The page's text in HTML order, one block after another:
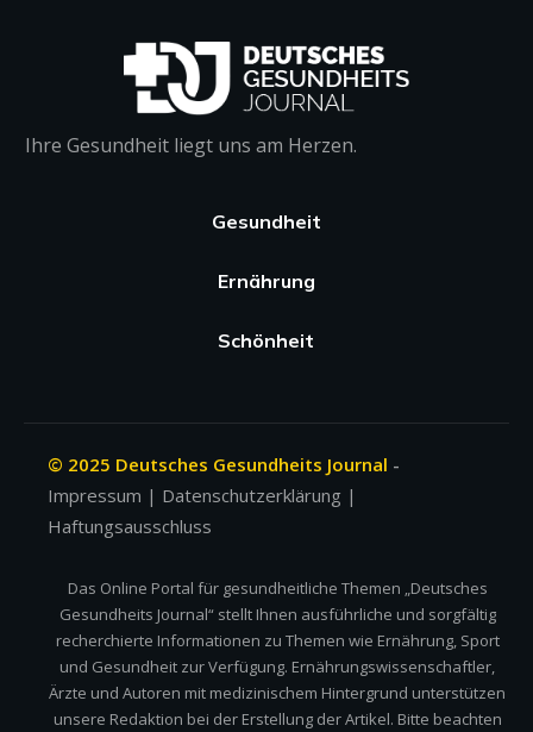
Ihre Gesundheit liegt uns am Herzen.
Gesundheit
Ernährung
Schönheit
© 2025 Deutsches Gesundheits Journal -
Impressum | Datenschutzerklärung |
Haftungsausschluss
Das Online Portal für gesundheitliche Themen „Deutsches
Gesundheits Journal“ stellt Ihnen ausführliche und sorgfältig
recherchierte Informationen zu Themen wie Ernährung, Sport
und Gesundheit zur Verfügung. Ernährungswissenschaftler,
Ärzte und Autoren mit medizinischem Hintergrund unterstützen
unsere Redaktion bei der Erstellung der Artikel. Bitte beachten